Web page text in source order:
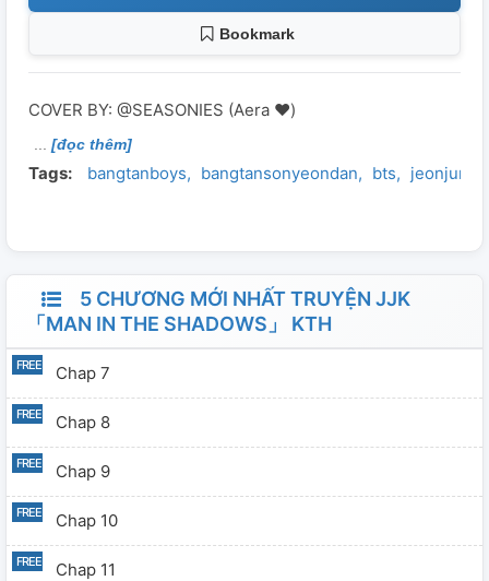
Bookmark
COVER BY: @SEASONIES (Aera ❤️)
[đọc thêm]
Tags: bangtanboys bangtansonyeondan bts
5 CHƯƠNG MỚI NHẤT TRUYỆN JJK
「MAN IN THE SHADOWS」 KTH
Chap 7
Chap 8
Chap 9
Chap 10
Chap 11